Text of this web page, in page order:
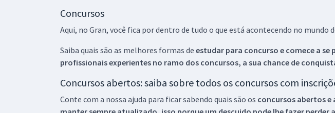
Concursos
Aqui, no Gran, você fica por dentro de tudo o que está acontecendo no mundo
Saiba quais são as melhores formas de estudar para concurso e comece a
profissionais experientes no ramo dos concursos, a sua chance de
Concursos abertos: saiba sobre todos os concursos com
Conte com a nossa ajuda para ficar sabendo quais são os concursos abertos